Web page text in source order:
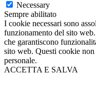
Necessary
Sempre abilitato
I cookie necessari sono
funzionamento del sito
che garantiscono
sito web. Questi cookie
personale.
ACCETTA E SALVA